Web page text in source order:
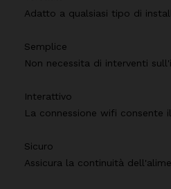
Adatto a qualsiasi tipo di
Semplice
Non necessita di interventi
Interattivo
La connessione wifi consente
Sicuro
Assicura la continuità